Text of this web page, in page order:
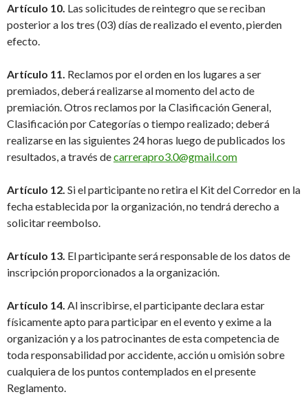
Artículo 10. Las solicitudes de reintegro que se reciban
posterior a los tres (03) días de realizado el evento, pierden
efecto.
Artículo 11. Reclamos por el orden en los lugares a ser
premiados, deberá realizarse al momento del acto de
premiación. Otros reclamos por la Clasificación General,
Clasificación por Categorías o tiempo realizado; deberá
realizarse en las siguientes 24 horas luego de publicados los
resultados, a través decarrerapro3.0@gmail.com
Artículo 12. Si el participante no retira el Kit del Corredor en la
fecha establecida por la organización, no tendrá derecho a
solicitar reembolso.
Artículo 13. El participante será responsable de los datos de
inscripción proporcionados a la organización.
Artículo 14. Al inscribirse, el participante declara estar
físicamente apto para participar en el evento y exime a la
organización y a los patrocinantes de esta competencia de
toda responsabilidad por accidente, acción u omisión sobre
cualquiera de los puntos contemplados en el presente
Reglamento.